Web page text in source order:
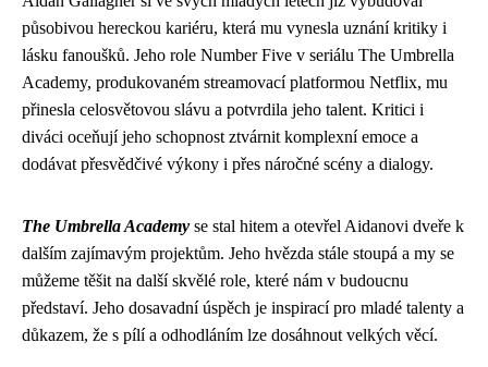
působivou hereckou kariéru, která mu vynesla uznání kritiky i
lásku fanoušků. Jeho role Number Five v seriálu The Umbrella
Academy, produkovaném streamovací platformou Netflix, mu
přinesla celosvětovou slávu a potvrdila jeho talent. Kritici i
diváci oceňují jeho schopnost ztvárnit komplexní emoce a
dodávat přesvědčivé výkony i přes náročné scény a dialogy.
The Umbrella Academy se stal hitem a otevřel Aidanovi dveře k
dalším zajímavým projektům. Jeho hvězda stále stoupá a my se
můžeme těšit na další skvělé role, které nám v budoucnu
představí. Jeho dosavadní úspěch je inspirací pro mladé talenty a
důkazem, že s pílí a odhodláním lze dosáhnout velkých věcí.